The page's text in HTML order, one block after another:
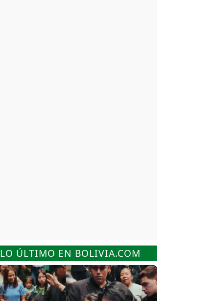
LO ÚLTIMO EN BOLIVIA.COM